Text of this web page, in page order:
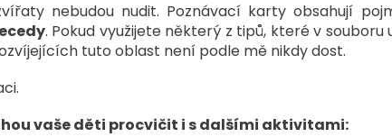
nebudou nudit. Poznávací karty obsahují
. Pokud využijete některý z tipů, které v
tuto oblast není podle mě nikdy dost.
vaše děti procvičit i s dalšími aktivitami: